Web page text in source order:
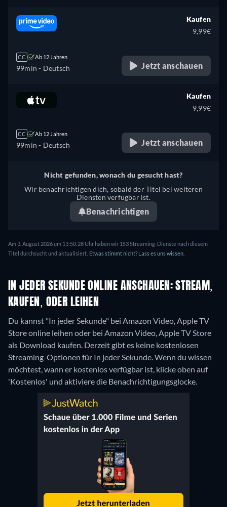
CC Ab 12 Jahren
99min - Deutsch
Kaufen
9,99€
Jetzt anschauen
CC Ab 12 Jahren
99min - Deutsch
Kaufen
9,99€
Jetzt anschauen
Nicht gefunden, wonach du gesucht hast?
Wir benachrichtigen dich, sobald der Titel bei weiteren
Diensten verfügbar ist.
Benachrichtigen
Am 3. August 2026 um 13:50:28 Uhr haben wir 153 Streaming-Dienste nach diesem
Titel durchsucht und aktualisiert. Etwas stimmt nicht? Lass es uns wissen.
IN JEDER SEKUNDE ONLINE ANSCHAUEN: STREAM,
KAUFEN, ODER LEIHEN
Du kannst "In jeder Sekunde" bei Amazon Video, Apple TV
Store online leihen oder bei Amazon Video, Apple TV Store
als Download kaufen. Derzeit gibt es keine kostenlosen
Streaming-Optionen für In jeder Sekunde. Wenn du wissen
möchtest, wann er kostenlos verfügbar ist, klicke oben auf
'Kostenlos' und aktiviere die Benachrichtigungsglocke.